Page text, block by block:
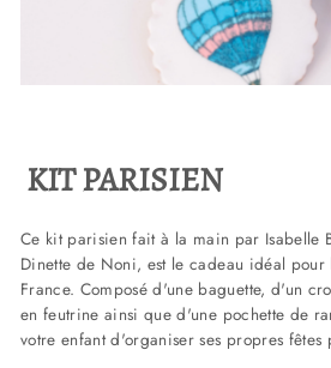
KIT PARISIEN
Ce kit parisien fait à la main par Isabelle
Dinette de Noni, est le cadeau idéal pour
France. Composé d'une baguette, d'un
en feutrine ainsi que d'une pochette de
votre enfant d'organiser ses propres